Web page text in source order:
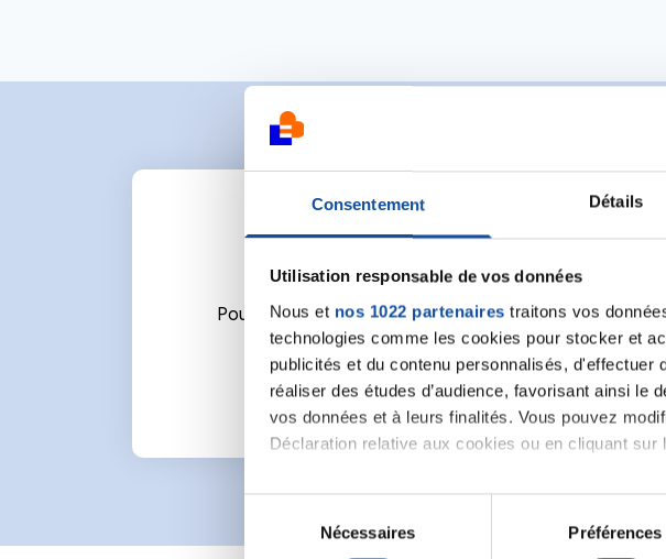
Consentement Détails
Utilisation responsable de vos données
Nous et nos 1022 partenaires traitons vos
technologies comme les cookies pour stocker et
publicités et du contenu personnalisés, d'effectuer
réaliser des études d’audience, favorisant ainsi le
vos données et à leurs finalités. Vous pouvez
Déclaration relative aux cookies ou en cliquant sur
Si vous le permettez, nous aimerions également :
Collecter des informations sur votre
Nécessaires Préférences
Ecrire
Pour écrire un commentaire ou lancer une nouvelle
Se connecter